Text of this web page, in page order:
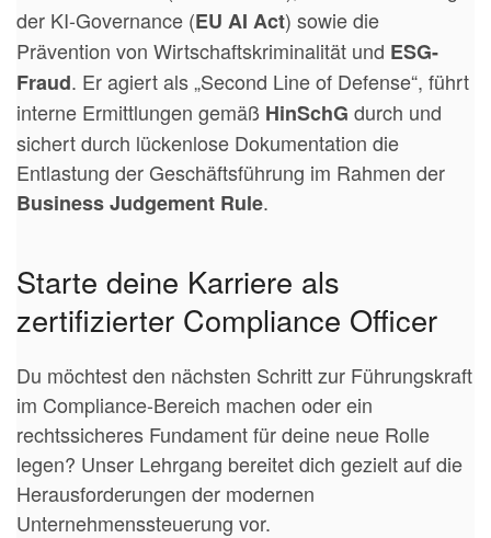
der KI-Governance (EU AI Act) sowie die
Prävention von Wirtschaftskriminalität und ESG-
Fraud. Er agiert als „Second Line of Defense“, führt
interne Ermittlungen gemäß HinSchG durch und
sichert durch lückenlose Dokumentation die
Entlastung der Geschäftsführung im Rahmen der
Business Judgement Rule.
Starte deine Karriere als
zertifizierter Compliance Officer
Du möchtest den nächsten Schritt zur Führungskraft
im Compliance-Bereich machen oder ein
rechtssicheres Fundament für deine neue Rolle
legen? Unser Lehrgang bereitet dich gezielt auf die
Herausforderungen der modernen
Unternehmenssteuerung vor.